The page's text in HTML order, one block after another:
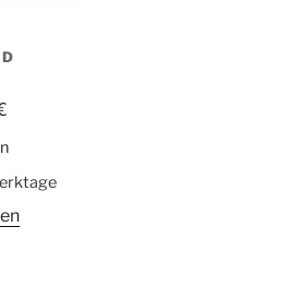
Dieses